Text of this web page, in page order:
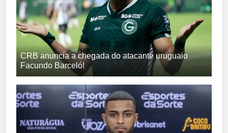
CRB anuncia a chegada do atacante uruguaio
Facundo Barceló!